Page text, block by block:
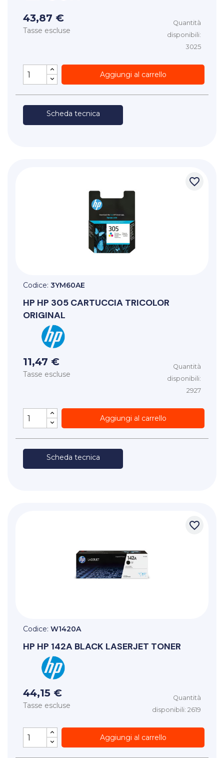
43,87 €
Tasse escluse
Quantità
disponibili:
3025
Aggiungi al carrello
Scheda tecnica
favorite_border
Codice: 3YM60AE
HP HP 305 CARTUCCIA TRICOLOR
ORIGINAL
11,47 €
Tasse escluse
Quantità
disponibili:
2927
Aggiungi al carrello
Scheda tecnica
favorite_border
Codice: W1420A
HP HP 142A BLACK LASERJET TONER
44,15 €
Tasse escluse
Quantità
disponibili: 2619
Aggiungi al carrello